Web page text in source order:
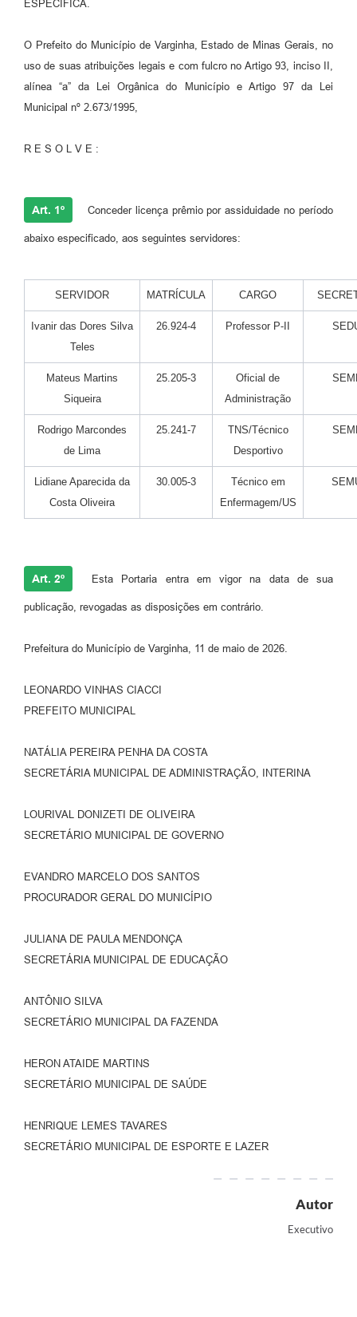
ESPECIFICA.
O Prefeito do Município de Varginha, Estado de Minas Gerais, no
uso de suas atribuições legais e com fulcro no Artigo 93, inciso II,
alínea “a” da Lei Orgânica do Município e Artigo 97 da Lei
Municipal nº 2.673/1995,
R E S O L V E :
Art. 1º Conceder licença prêmio por assiduidade no período
abaixo especificado, aos seguintes servidores:
SERVIDOR MATRÍCULA CARGO
Ivanir das Dores Silva
Teles
26.924-4 Professor P-II
Mateus Martins
Siqueira
25.205-3
Oficial de
Administração
Rodrigo Marcondes
de Lima
25.241-7
TNS/Técnico
Desportivo
Lidiane Aparecida da
Costa Oliveira
30.005-3
Técnico em
Enfermagem/US
Art. 2º Esta Portaria entra em vigor na data de sua
publicação, revogadas as disposições em contrário.
Prefeitura do Município de Varginha, 11 de maio de 2026.
LEONARDO VINHAS CIACCI
PREFEITO MUNICIPAL
NATÁLIA PEREIRA PENHA DA COSTA
SECRETÁRIA MUNICIPAL DE ADMINISTRAÇÃO, INTERINA
LOURIVAL DONIZETI DE OLIVEIRA
SECRETÁRIO MUNICIPAL DE GOVERNO
EVANDRO MARCELO DOS SANTOS
PROCURADOR GERAL DO MUNICÍPIO
JULIANA DE PAULA MENDONÇA
SECRETÁRIA MUNICIPAL DE EDUCAÇÃO
ANTÔNIO SILVA
SECRETÁRIO MUNICIPAL DA FAZENDA
HERON ATAIDE MARTINS
SECRETÁRIO MUNICIPAL DE SAÚDE
HENRIQUE LEMES TAVARES
SECRETÁRIO MUNICIPAL DE ESPORTE E LAZER
Autor
Executivo